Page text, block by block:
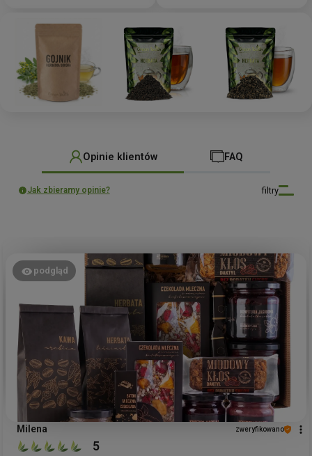
Opinie klientów FAQ
filtry
Jak zbieramy opinie?
podgląd
Milena zweryfikowano
5